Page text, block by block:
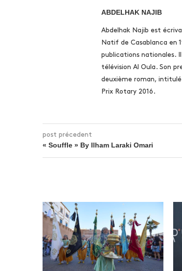
ABDELHAK NAJIB
Abdelhak Najib est
Natif de Casablanca en
publications nationales. Il
télévision Al Oula. Son
deuxième roman,
Prix Rotary 2016.
post précedent
« Souffle » By Ilham Laraki Omari